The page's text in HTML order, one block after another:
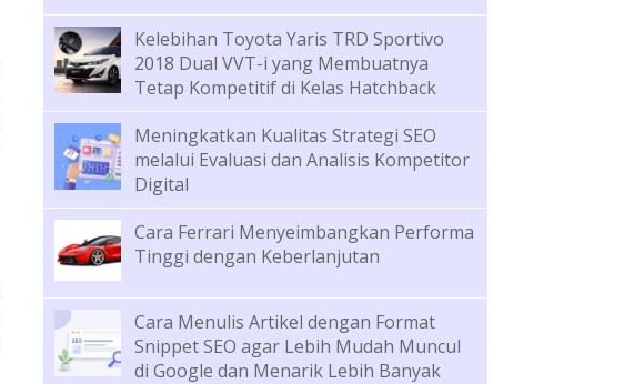
Kelebihan Toyota Yaris TRD Sportivo
2018 Dual VVT-i yang Membuatnya
Tetap Kompetitif di Kelas Hatchback
Meningkatkan Kualitas Strategi SEO
melalui Evaluasi dan Analisis Kompetitor
Digital
Cara Ferrari Menyeimbangkan Performa
Tinggi dengan Keberlanjutan
Cara Menulis Artikel dengan Format
Snippet SEO agar Lebih Mudah Muncul
di Google dan Menarik Lebih Banyak